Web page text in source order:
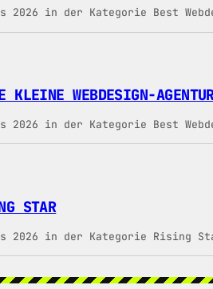
in der Kategorie Best
WEBDESIGN-
2026 in der Kategorie Best
STAR
2026 in der Kategorie Rising